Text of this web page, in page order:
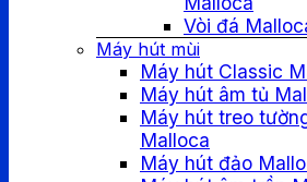
Vòi đá
Máy hút mùi
Máy hút Classic
Máy hút âm tủ
Máy hút treo
Malloca
Máy hút đảo